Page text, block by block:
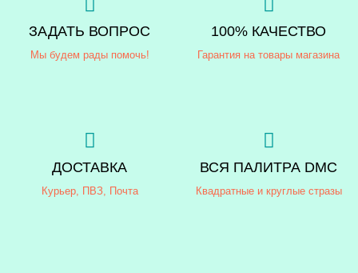
ЗАДАТЬ ВОПРОС
Мы будем рады помочь!
100% КАЧЕСТВО
Гарантия на товары магазина
ДОСТАВКА
Курьер, ПВЗ, Почта
ВСЯ ПАЛИТРА DMC
Квадратные и круглые стразы